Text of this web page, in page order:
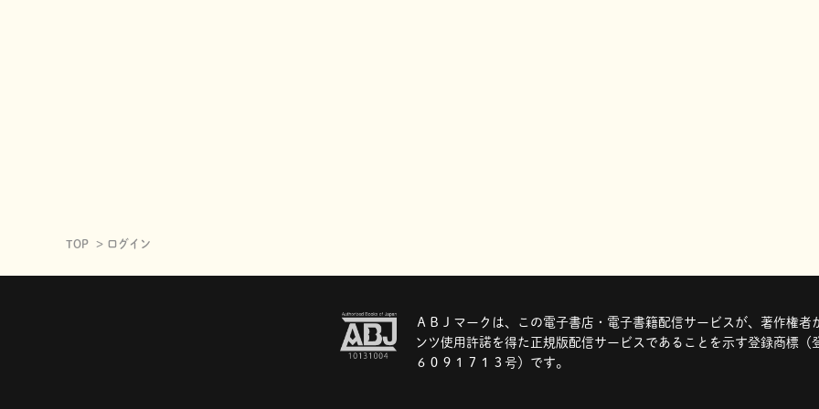
TOP ログイン
ＡＢＪマークは、この電子書店・電子書籍配信サービスが、著作権者
ンツ使用許諾を得た正規版配信サービスであることを示す登録商標（
６０９１７１３号）です。